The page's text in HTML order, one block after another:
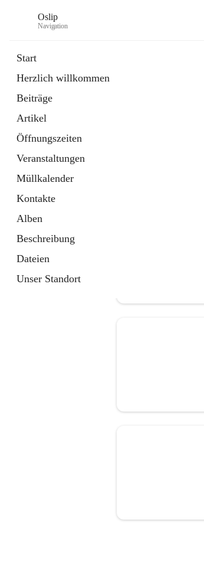
Oslip
Navigation
Start
Herzlich willkommen
Beiträge
Artikel
Öffnungszeiten
Veranstaltungen
Müllkalender
Kontakte
Alben
Beschreibung
Dateien
Unser Standort